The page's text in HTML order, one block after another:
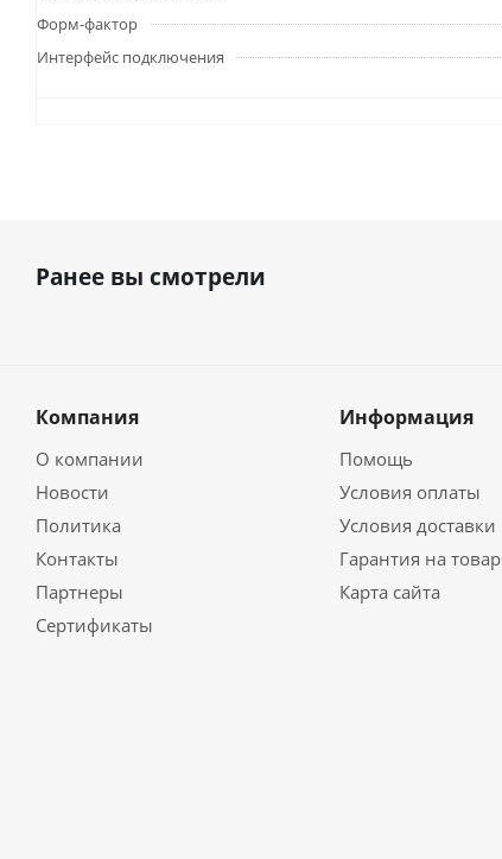
Форм-фактор
Интерфейс подключения
Ранее вы смотрели
Компания
О компании
Новости
Политика
Контакты
Партнеры
Сертификаты
Информация
Помощь
Условия оплаты
Условия доставки
Гарантия на товар
Карта сайта